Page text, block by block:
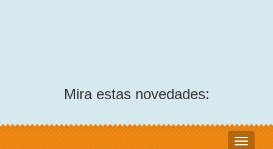
Mira estas novedades: